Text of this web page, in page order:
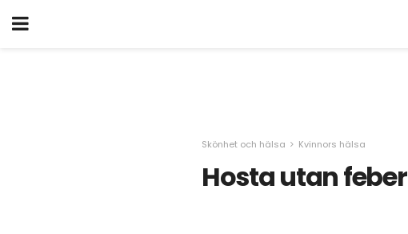
Skönhet och hälsa Kvinnors hälsa
Hosta utan feber